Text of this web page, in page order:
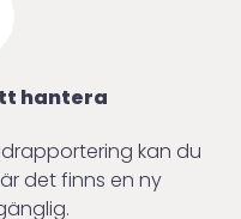
hantera
kan du
det finns en ny